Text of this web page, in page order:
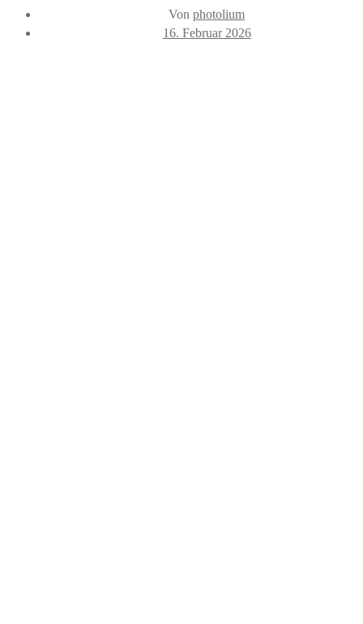
Beitragsautor
Von photolium
Veröffentlichungsdatum
16. Februar 2026